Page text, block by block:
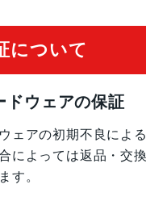
について
ドウェアの保証
ェアの初期不良によ
によっては返品・交
す。